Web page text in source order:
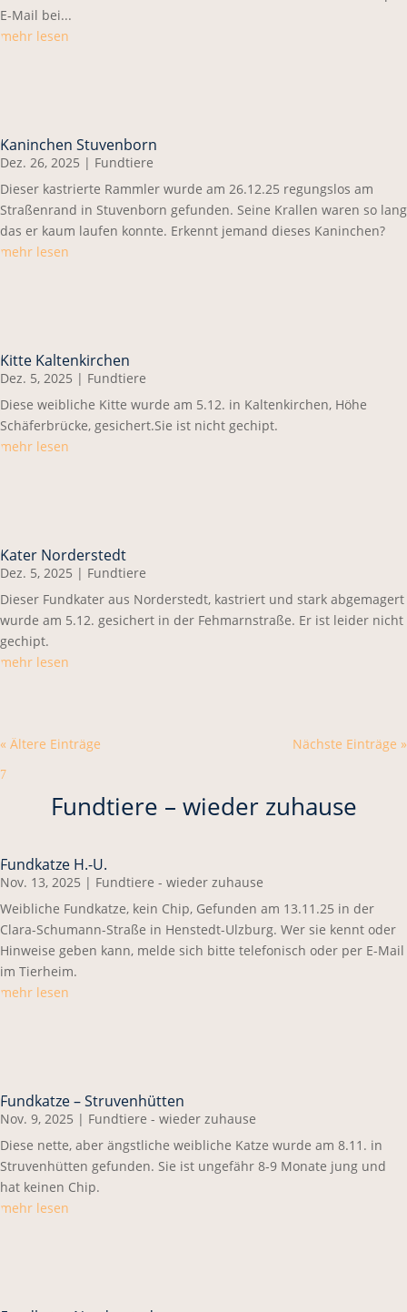
E-Mail bei...
mehr lesen
Kaninchen Stuvenborn
Dez. 26, 2025 | Fundtiere
Dieser kastrierte Rammler wurde am 26.12.25 regungslos am
Straßenrand in Stuvenborn gefunden. Seine Krallen waren so lang
das er kaum laufen konnte. Erkennt jemand dieses Kaninchen?
mehr lesen
Kitte Kaltenkirchen
Dez. 5, 2025 | Fundtiere
Diese weibliche Kitte wurde am 5.12. in Kaltenkirchen, Höhe
Schäferbrücke, gesichert.Sie ist nicht gechipt.
mehr lesen
Kater Norderstedt
Dez. 5, 2025 | Fundtiere
Dieser Fundkater aus Norderstedt, kastriert und stark abgemagert
wurde am 5.12. gesichert in der Fehmarnstraße. Er ist leider nicht
gechipt.
mehr lesen
« Ältere Einträge Nächste Einträge »
7
Fundtiere – wieder zuhause
Fundkatze H.-U.
Nov. 13, 2025 | Fundtiere - wieder zuhause
Weibliche Fundkatze, kein Chip, Gefunden am 13.11.25 in der
Clara-Schumann-Straße in Henstedt-Ulzburg. Wer sie kennt oder
Hinweise geben kann, melde sich bitte telefonisch oder per E-Mail
im Tierheim.
mehr lesen
Fundkatze – Struvenhütten
Nov. 9, 2025 | Fundtiere - wieder zuhause
Diese nette, aber ängstliche weibliche Katze wurde am 8.11. in
Struvenhütten gefunden. Sie ist ungefähr 8-9 Monate jung und
hat keinen Chip.
mehr lesen